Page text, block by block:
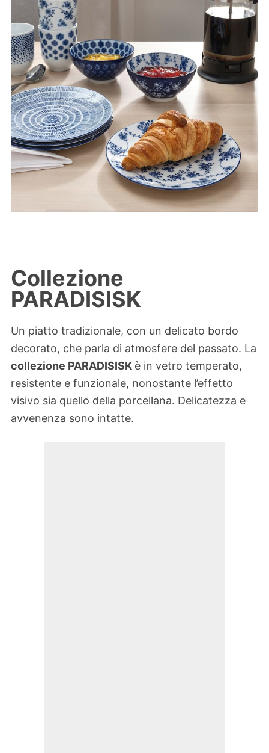
Collezione
PARADISISK
Un piatto tradizionale, con un delicato bordo
decorato, che parla di atmosfere del passato. La
collezione PARADISISK è in vetro temperato,
resistente e funzionale, nonostante l’effetto
visivo sia quello della porcellana. Delicatezza e
avvenenza sono intatte.